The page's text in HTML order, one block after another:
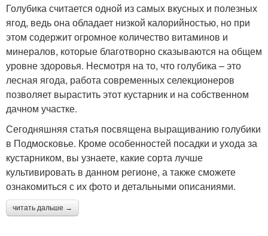
Голубика считается одной из самых вкусных и полезных
ягод, ведь она обладает низкой калорийностью, но при
этом содержит огромное количество витаминов и
минералов, которые благотворно сказываются на общем
уровне здоровья. Несмотря на то, что голубика – это
лесная ягода, работа современных селекционеров
позволяет вырастить этот кустарник и на собственном
дачном участке.
Сегодняшняя статья посвящена выращиванию голубики
в Подмосковье. Кроме особенностей посадки и ухода за
кустарником, вы узнаете, какие сорта лучше
культивировать в данном регионе, а также сможете
ознакомиться с их фото и детальными описаниями.
читать дальше →